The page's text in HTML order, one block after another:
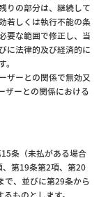
りの部分は、継続して
若しくは執行不能の条
要な範囲で修正し、当
に法律的及び経済的に
ザーとの関係で無効又
ザーとの関係における
条（未払がある場合
第19条第2項、第20
で、並びに第29条から
ものとします。